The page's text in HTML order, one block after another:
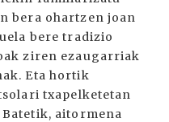
bera ohartzen joan
bere tradizio
ziren ezaugarriak
Eta hortik
txapelketetan
aitormena